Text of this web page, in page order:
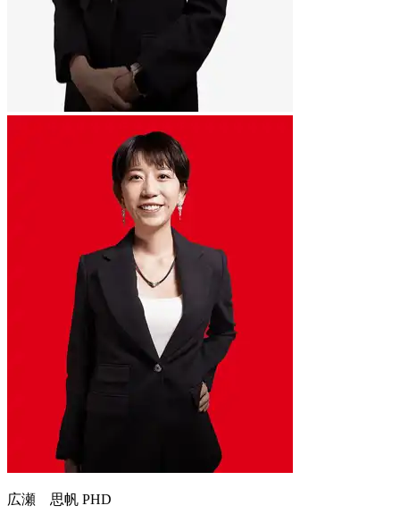
広瀬 思帆 PHD